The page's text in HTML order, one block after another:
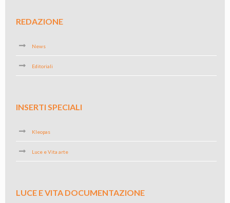
REDAZIONE
News
Editoriali
INSERTI SPECIALI
Kleopas
Luce e Vita arte
LUCE E VITA DOCUMENTAZIONE